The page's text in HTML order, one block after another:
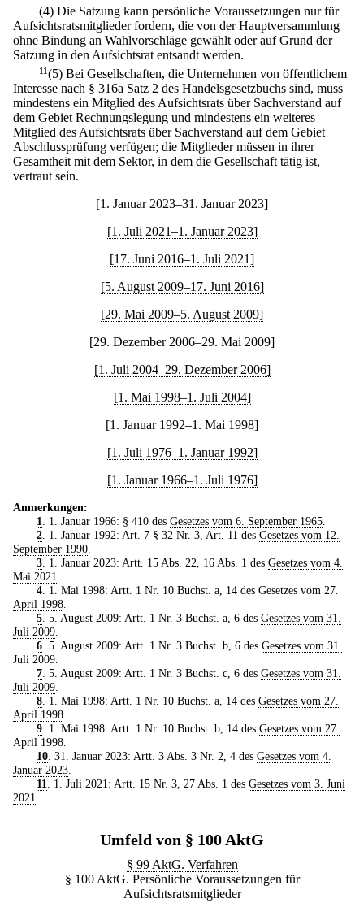
(4) Die Satzung kann persönliche Voraussetzungen nur für
Aufsichtsratsmitglieder fordern, die von der Hauptversammlung
ohne Bindung an Wahlvorschläge gewählt oder auf Grund der
Satzung in den Aufsichtsrat entsandt werden.
11(5) Bei Gesellschaften, die Unternehmen von öffentlichem
Interesse nach § 316a Satz 2 des Handelsgesetzbuchs sind, muss
mindestens ein Mitglied des Aufsichtsrats über Sachverstand auf
dem Gebiet Rechnungslegung und mindestens ein weiteres
Mitglied des Aufsichtsrats über Sachverstand auf dem Gebiet
Abschlussprüfung verfügen; die Mitglieder müssen in ihrer
Gesamtheit mit dem Sektor, in dem die Gesellschaft tätig ist,
vertraut sein.
[1. Januar 2023–31. Januar 2023]
[1. Juli 2021–1. Januar 2023]
[17. Juni 2016–1. Juli 2021]
[5. August 2009–17. Juni 2016]
[29. Mai 2009–5. August 2009]
[29. Dezember 2006–29. Mai 2009]
[1. Juli 2004–29. Dezember 2006]
[1. Mai 1998–1. Juli 2004]
[1. Januar 1992–1. Mai 1998]
[1. Juli 1976–1. Januar 1992]
[1. Januar 1966–1. Juli 1976]
Anmerkungen:
1. 1. Januar 1966: § 410 des Gesetzes vom 6. September 1965.
2. 1. Januar 1992: Art. 7 § 32 Nr. 3, Art. 11 des Gesetzes vom 12.
September 1990.
3. 1. Januar 2023: Artt. 15 Abs. 22, 16 Abs. 1 des Gesetzes vom 4.
Mai 2021.
4. 1. Mai 1998: Artt. 1 Nr. 10 Buchst. a, 14 des Gesetzes vom 27.
April 1998.
5. 5. August 2009: Artt. 1 Nr. 3 Buchst. a, 6 des Gesetzes vom 31.
Juli 2009.
6. 5. August 2009: Artt. 1 Nr. 3 Buchst. b, 6 des Gesetzes vom 31.
Juli 2009.
7. 5. August 2009: Artt. 1 Nr. 3 Buchst. c, 6 des Gesetzes vom 31.
Juli 2009.
8. 1. Mai 1998: Artt. 1 Nr. 10 Buchst. a, 14 des Gesetzes vom 27.
April 1998.
9. 1. Mai 1998: Artt. 1 Nr. 10 Buchst. b, 14 des Gesetzes vom 27.
April 1998.
10. 31. Januar 2023: Artt. 3 Abs. 3 Nr. 2, 4 des Gesetzes vom 4.
Januar 2023.
11. 1. Juli 2021: Artt. 15 Nr. 3, 27 Abs. 1 des Gesetzes vom 3. Juni
2021.
Umfeld von § 100 AktG
§ 99 AktG. Verfahren
§ 100 AktG. Persönliche Voraussetzungen für
Aufsichtsratsmitglieder